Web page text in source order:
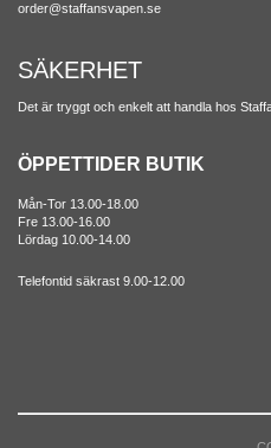
order@staffansvapen.se
SÄKERHET
Det är tryggt och enkelt att handla hos
ÖPPETTIDER BUTIK
Mån-Tor 13.00-18.00
Fre 13.00-16.00
Lördag 10.00-14.00
Telefontid säkrast 9.00-12.00